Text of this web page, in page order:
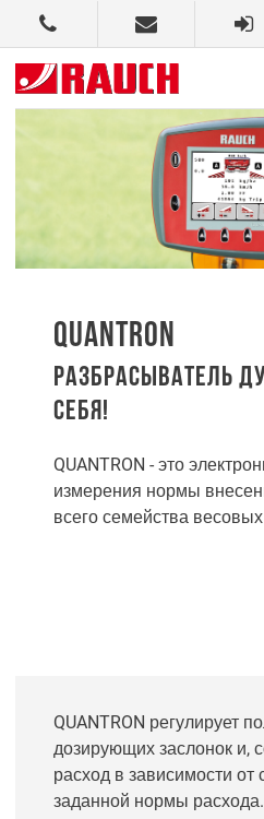
QUANTRON
РАЗБРАСЫВАТЕЛЬ
СЕБЯ!
QUANTRON - это
измерения нормы
всего семейства
QUANTRON регулирует
дозирующих заслонок и,
расход в зависимости от
заданной нормы расхода.